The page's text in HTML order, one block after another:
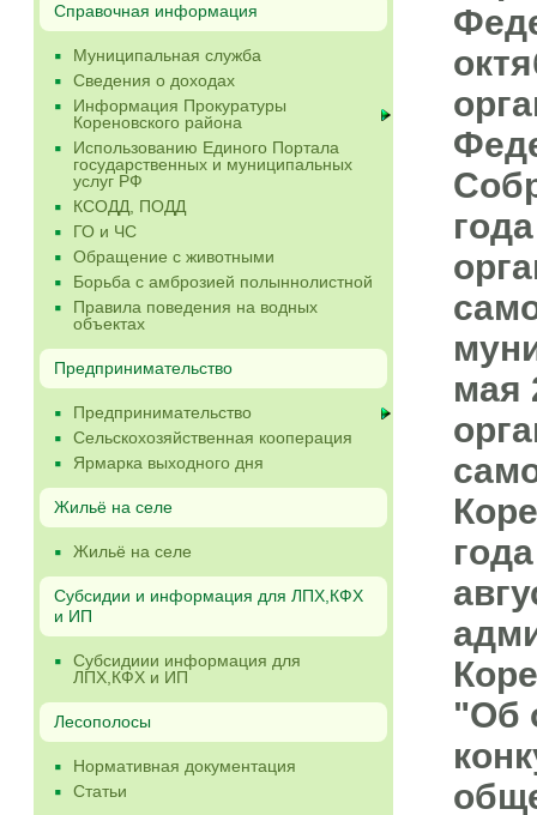
Справочная информация
Муниципальная служба
Сведения о доходах
Информация Прокуратуры
Кореновского района
Использованию Единого Портала
государственных и муниципальных
услуг РФ
КСОДД, ПОДД
ГО и ЧС
Обращение с животными
Борьба с амброзией полыннолистной
Правила поведения на водных
объектах
Предпринимательство
Предпринимательство
Сельскохозяйственная кооперация
Ярмарка выходного дня
Жильё на селе
Жильё на селе
Субсидии и информация для ЛПХ,КФХ
и ИП
Субсидиии информация для
ЛПХ,КФХ и ИП
Лесополосы
Нормативная документация
Статьи
мая
"Об